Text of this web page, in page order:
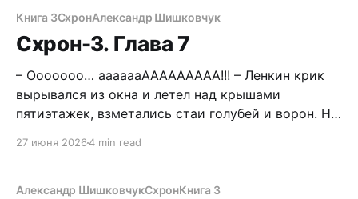
жизни – все поглотил огненный шторм неистовой
ярости. *** Колянчик слыл
Книга 3СхронАлександр Шишковчук
Схрон-3. Глава 7
– Ооооооо… ааааааААААААААА!!! – Ленкин крик
вырывался из окна и летел над крышами
пятиэтажек, взметались стаи голубей и ворон. Ну,
Санька не устоит ни одна учащаяся кулинарного
27 июня 20264 min read
Александр ШишковчукСхронКнига 3